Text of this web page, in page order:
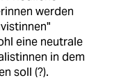
werden
eine neutrale
in dem
soll (?).